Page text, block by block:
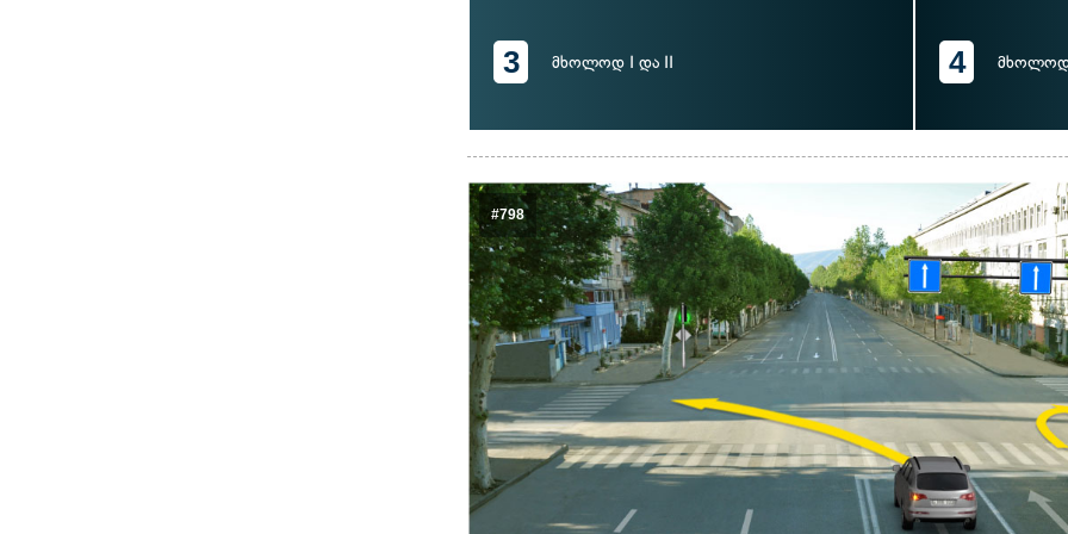
3 მხოლოდ I და II 4
#798